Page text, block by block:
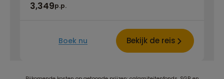
3,349p.p.
Boek nu Bekijk de reis